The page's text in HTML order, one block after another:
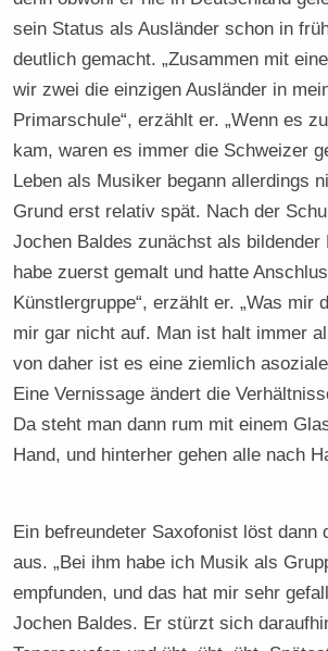
sein Status als Ausländer schon in
deutlich gemacht. „Zusammen mit
wir zwei die einzigen Ausländer in
Primarschule“, erzählt er. „Wenn es
kam, waren es immer die Schweizer
Leben als Musiker begann allerdings
Grund erst relativ spät. Nach der
Jochen Baldes zunächst als bildender
habe zuerst gemalt und hatte
Künstlergruppe“, erzählt er. „Was mir
mir gar nicht auf. Man ist halt immer
von daher ist es eine ziemlich
Eine Vernissage ändert die
Da steht man dann rum mit einem
Hand, und hinterher gehen alle nach
Ein befreundeter Saxofonist löst dann
aus. „Bei ihm habe ich Musik als
empfunden, und das hat mir sehr
Jochen Baldes. Er stürzt sich